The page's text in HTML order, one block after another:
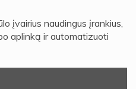
įvairius naudingus įrankius,
aplinką ir automatizuoti